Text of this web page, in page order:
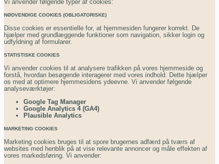
Vi anvender følgende typer af cookies:
NØDVENDIGE COOKIES (OBLIGATORISKE)
Disse cookies er essentielle for, at hjemmesiden fungerer korrekt. De
hjælper med grundlæggende funktioner som navigation, sikker login og
udfyldning af formularer.
STATISTISKE COOKIES
Vi anvender cookies til at analysere trafikken på vores hjemmeside og
forstå, hvordan besøgende interagerer med vores indhold. Dette hjælper
os med at optimere hjemmesidens ydeevne. Vi anvender følgende
analyseværktøjer:
Google Tag Manager
Google Analytics 4 (GA4)
Plausible Analytics
MARKETING COOKIES
Marketing cookies bruges til at spore brugernes adfærd på tværs af
websites med henblik på at vise relevante annoncer og måle effekten af
vores markedsføring. Vi anvender: